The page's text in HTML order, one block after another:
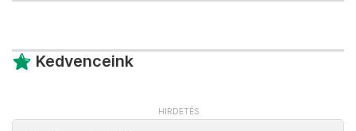
Kedvenceink